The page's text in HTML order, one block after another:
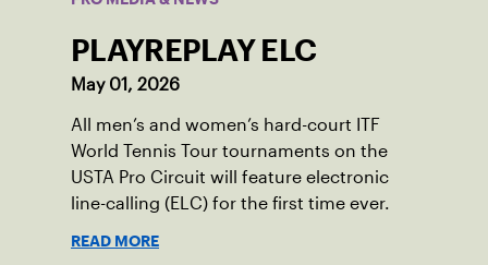
PLAYREPLAY ELC
May 01, 2026
All men’s and women’s hard-court ITF
World Tennis Tour tournaments on the
USTA Pro Circuit will feature electronic
line-calling (ELC) for the first time ever.
READ MORE